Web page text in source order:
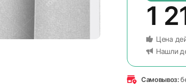
1
Цена
Нашли
Самовывоз: